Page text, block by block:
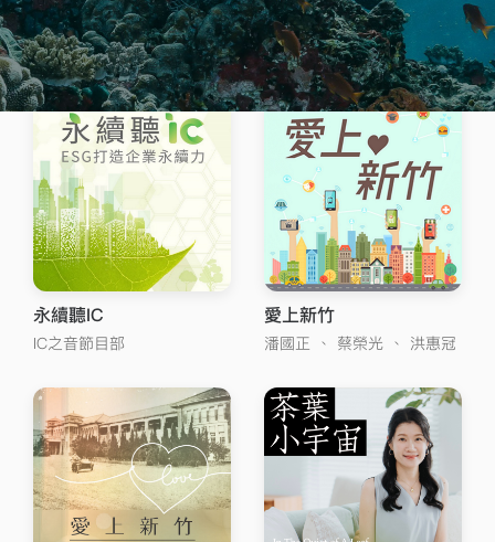
科技咖
IC之音節目部
DIGITIMES每日新聞
IC之音節目部
永續聽IC
IC之音節目部
愛上新竹
潘國正 、 蔡榮光 、 洪惠冠